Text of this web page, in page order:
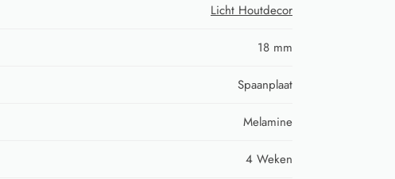
Licht Houtdecor
18 mm
Spaanplaat
Melamine
4 Weken